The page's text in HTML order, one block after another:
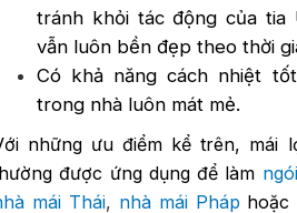
tránh khỏi tác động của tia
vẫn luôn bền đẹp theo thời
Có khả năng cách nhiệt
trong nhà luôn mát mẻ.
những ưu điểm kể trên, mái
được ứng dụng để làm
mái Thái, nhà mái Pháp